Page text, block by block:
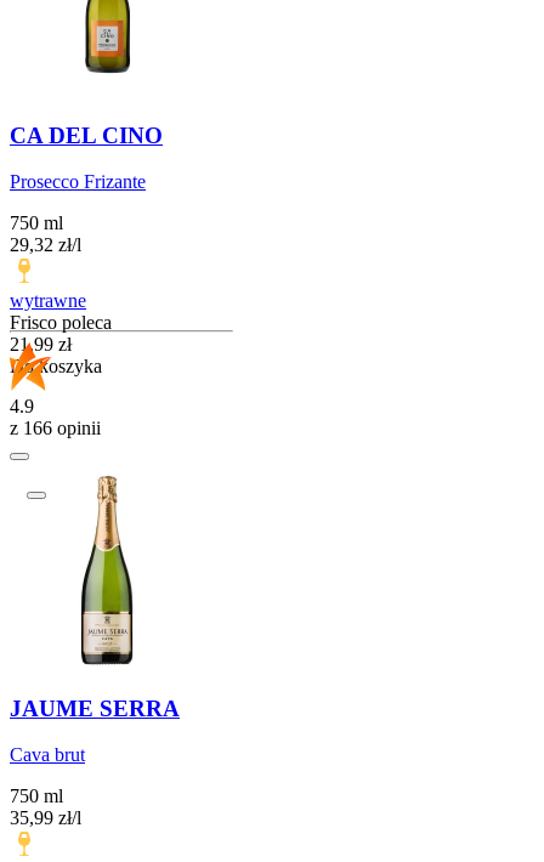
CA DEL CINO
Prosecco Frizante
750 ml
29,32 zł/l
wytrawne
Frisco poleca
Cena
21,99 zł
Do koszyka
4.9
z 166 opinii
JAUME SERRA
Cava brut
750 ml
35,99 zł/l